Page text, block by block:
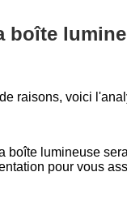
boîte
raisons, voici
lumineuse
pour vous